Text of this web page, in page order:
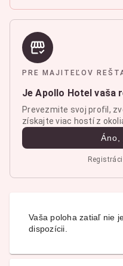
PRE MAJITEĽOV
Je Apollo Hotel vaša
Prevezmite svoj profil,
získajte viac hostí z
Áno,
Vaša poloha zatiaľ nie
dispozícii.